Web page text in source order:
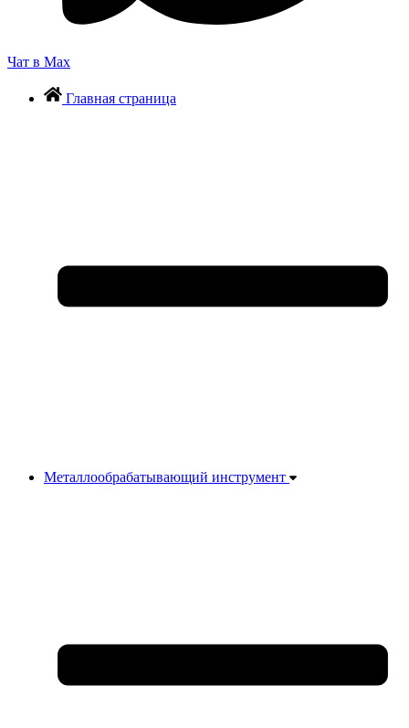
Чат в Max
Главная страница
Металлообрабатывающий инструмент